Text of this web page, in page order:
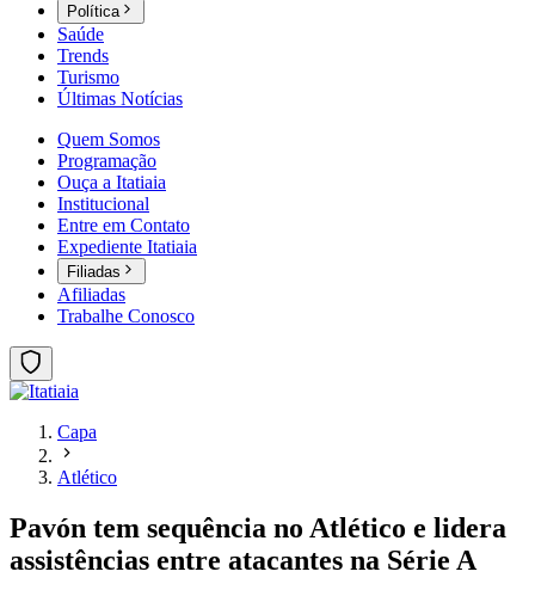
Política
Saúde
Trends
Turismo
Últimas Notícias
Quem Somos
Programação
Ouça a Itatiaia
Institucional
Entre em Contato
Expediente Itatiaia
Filiadas
Afiliadas
Trabalhe Conosco
Capa
Atlético
Pavón tem sequência no Atlético e lidera
assistências entre atacantes na Série A